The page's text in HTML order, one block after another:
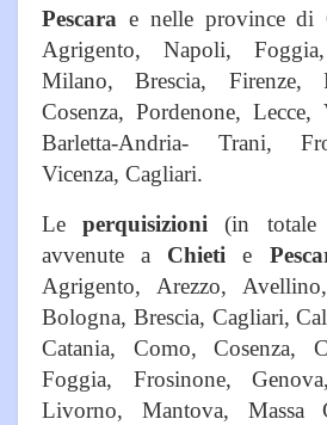
Pescara e nelle province di
Agrigento, Napoli,
Milano, Brescia, Firenze,
Cosenza, Pordenone,
Barletta-Andria- Trani,
Vicenza, Cagliari.
Leperquisizioni (in totale
avvenute a Chieti e
Agrigento, Arezzo,
Bologna, Brescia, Cagliari,
Catania, Como, Cosenza,
Foggia, Frosinone,
Livorno, Mantova, Massa